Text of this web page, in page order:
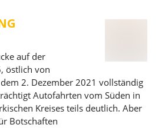
auf der
östlich von
2. Dezember 2021 vollständig
Autofahrten vom Süden in
Kreises teils deutlich. Aber
Botschaften